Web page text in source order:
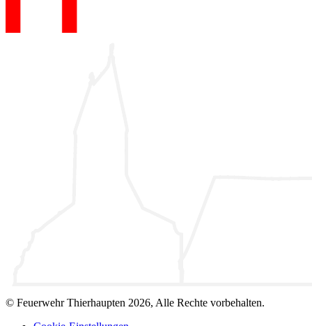
© Feuerwehr Thierhaupten 2026, Alle Rechte vorbehalten.